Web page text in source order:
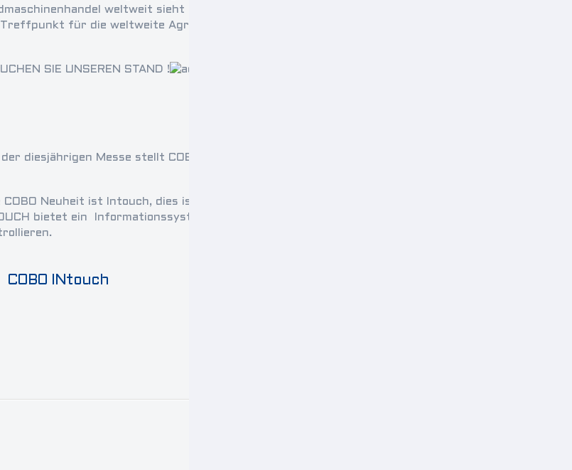
weltweit sieht die Agritechnica als sein Forum und nutzt besonders die
für die weltweite Agrarbranche sein.
SIE UNSEREN STAND !
diesjährigen Messe stellt COBO eine Reihe von Produktneuheiten aus den Software
COBO Neuheit ist Intouch, dies ist eine Plattform für fortgeschrittene Ferndiagnostik,
bietet ein Informationssystem an, in dem es möglich ist, beliebig viele Maschinen überall in
COBO INtouch